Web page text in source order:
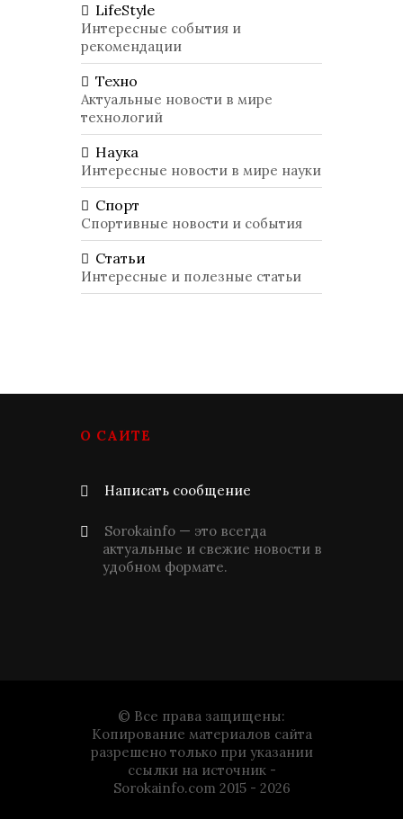
LifeStyle
Интересные события и
рекомендации
Техно
Актуальные новости в мире
технологий
Наука
Интересные новости в мире науки
Спорт
Спортивные новости и события
Статьи
Интересные и полезные статьи
О САЙТЕ
Написать сообщение
Sorokainfo — это всегда
актуальные и свежие новости в
удобном формате.
© Все права защищены:
Копирование материалов сайта
разрешено только при указании
ссылки на источник -
Sorokainfo.com 2015 - 2026